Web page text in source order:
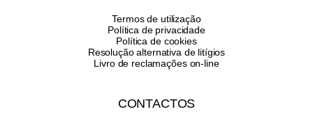
Termos de utilização
Política de privacidade
Política de cookies
Resolução alternativa de litígios
Livro de reclamações on-line
CONTACTOS